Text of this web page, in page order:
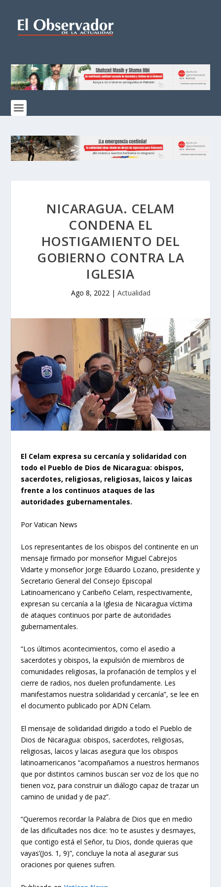
NICARAGUA. CELAM
CONDENA EL
HOSTIGAMIENTO DEL
GOBIERNO CONTRA LA
IGLESIA
Ago 8, 2022| Actualidad
El Celam expresa su cercanía y solidaridad con
todo el Pueblo de Dios de Nicaragua: obispos,
sacerdotes, religiosas, religiosas, laicos y laicas
frente a los continuos ataques de las
autoridades gubernamentales.
Por Vatican News
Los representantes de los obispos del continente en un
mensaje firmado por monseñor Miguel Cabrejos
Vidarte y monseñor Jorge Eduardo Lozano, presidente y
Secretario General del Consejo Episcopal
Latinoamericano y Caribeño Celam, respectivamente,
expresan su cercanía a la Iglesia de Nicaragua víctima
de ataques continuos por parte de autoridades
gubernamentales.
“Los últimos acontecimientos, como el asedio a
sacerdotes y obispos, la expulsión de miembros de
comunidades religiosas, la profanación de templos y el
cierre de radios, nos duelen profundamente. Les
manifestamos nuestra solidaridad y cercanía”, se lee en
el documento publicado por ADN Celam.
El mensaje de solidaridad dirigido a todo el Pueblo de
Dios de Nicaragua: obispos, sacerdotes, religiosas,
religiosas, laicos y laicas asegura que los obispos
latinoamericanos “acompañamos a nuestros hermanos
que por distintos caminos buscan ser voz de los que no
tienen voz, para construir un diálogo capaz de trazar un
camino de unidad y de paz”.
“Queremos recordar la Palabra de Dios que en medio
de las dificultades nos dice: ‘no te asustes y desmayes,
que contigo está el Señor, tu Dios, donde quieras que
vayas’(Jos. 1, 9)”, concluye la nota al asegurar sus
oraciones por quienes sufren.